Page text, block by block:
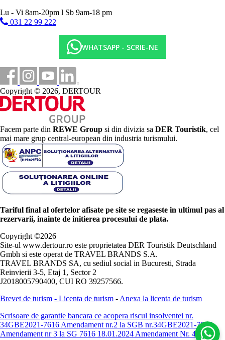
Lu - Vi 8am-20pm l Sb 9am-18 pm
031 22 99 222
WHATSAPP - SCRIE-NE
Copyright © 2026, DERTOUR
Facem parte din REWE Group si din divizia sa DER Touristik, cel
mai mare grup central-european din industria turismului.
Tariful final al ofertelor afisate pe site se regaseste in ultimul pas al
rezervarii, inainte de initierea procesului de plata.
Copyright ©2026
Site-ul www.dertour.ro este proprietatea DER Touristik Deutschland
Gmbh si este operat de TRAVEL BRANDS S.A.
TRAVEL BRANDS SA, cu sediul social in Bucuresti, Strada
Reinvierii 3-5, Etaj 1, Sector 2
J2018005790400, CUI RO 39257566.
Brevet de turism - Licenta de turism - Anexa la licenta de turism
Scrisoare de garantie bancara ce acopera riscul insolventei nr.
34GBE2021-7616 Amendament nr.2 la SGB nr.34GBE2021-7616
Amendament nr 3 la SG 7616 18.01.2024 Amendament Nr. 4 -